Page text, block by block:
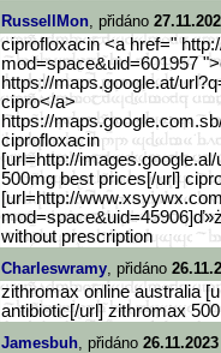
RussellMon, přidáno
ciprofloxacin <a href="
mod=space&uid=601957
https://maps.google.at/
cipro</a>
https://maps.google.com.s
ciprofloxacin
[url=http://images.google.al/
500mg best prices[/url]
[url=http://
without prescription
Charleswramy, přidáno
zithromax online australia
antibiotic[/url] zithromax
Jamesbuh, přidáno